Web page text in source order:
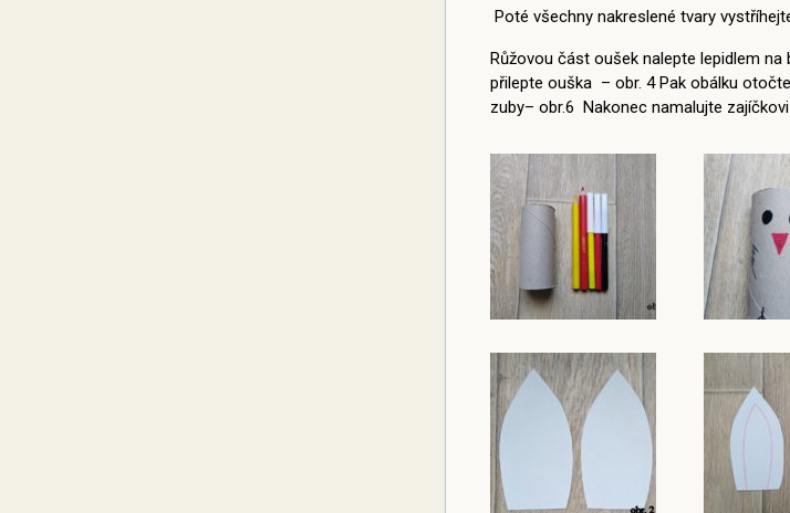
Poté všechny nakreslené tvary
Růžovou část oušek nalepte lepidlem
přilepte ouška – obr. 4 Pak obálku
zuby– obr.6 Nakonec namalujte